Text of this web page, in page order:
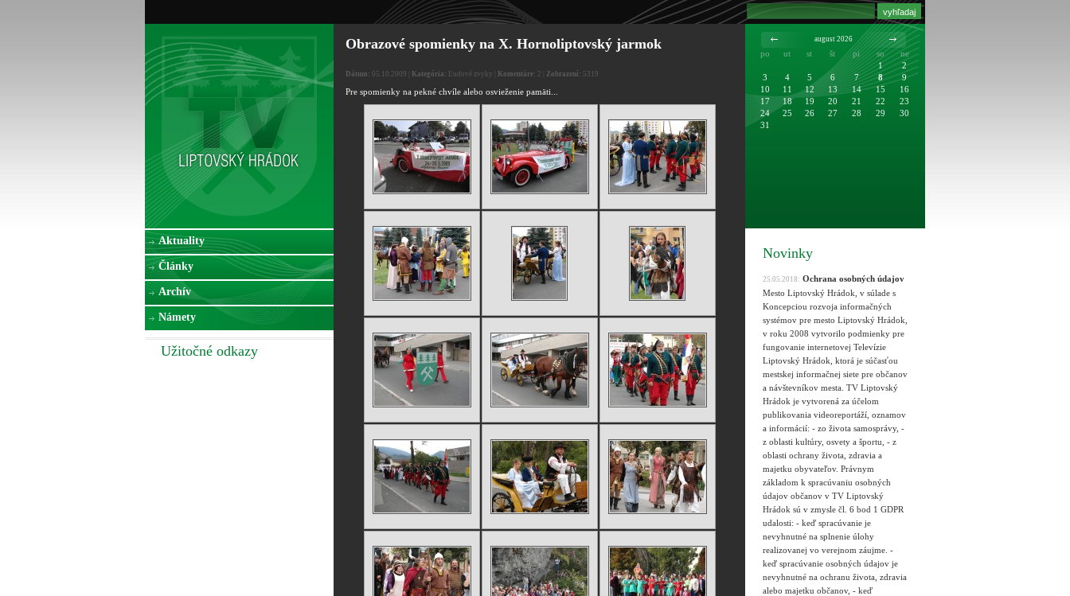
Aktuality
Články
Archív
Námety
Užitočné odkazy
Obrazové spomienky na X. Hornoliptovský jarmok
Dátum: 05.10.2009 | Kategória: Ľudové zvyky | Komentáre: 2 | Zobrazení: 5319
Pre spomienky na pekné chvíle alebo osvieženie pamäti...
august 2026
po ut st št pi so
ne
1
2
3
4 5 6 7 8
9
10
11 12 13 14 15
16
17
18 19 20 21 22
23
24
25 26 27 28 29
30
31
Novinky
25.05.2018: Ochrana osobných údajov
Mesto Liptovský Hrádok, v súlade s
Koncepciou rozvoja informačných
systémov pre mesto Liptovský Hrádok,
v roku 2008 vytvorilo podmienky pre
fungovanie internetovej Televízie
Liptovský Hrádok, ktorá je súčasťou
mestskej informačnej siete pre občanov
a návštevníkov mesta. TV Liptovský
Hrádok je vytvorená za účelom
publikovania videoreportáží, oznamov
a informácií: - zo života samosprávy, -
z oblasti kultúry, osvety a športu, - z
oblasti ochrany života, zdravia a
majetku obyvateľov. Právnym
základom k spracúvaniu osobných
údajov občanov v TV Liptovský
Hrádok sú v zmysle čl. 6 bod 1 GDPR
udalosti: - keď spracúvanie je
nevyhnutné na splnenie úlohy
realizovanej vo verejnom záujme. -
keď spracúvanie osobných údajov je
nevyhnutné na ochranu života, zdravia
alebo majetku občanov, - keď